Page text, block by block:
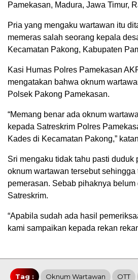
Pamekasan, Madura, Jawa Timur,
Pria yang mengaku wartawan itu
memeras salah seorang kepala
Kecamatan Pakong, Kabupaten
Kasi Humas Polres Pamekasan
mengatakan bahwa oknum
Polsek Pakong Pamekasan.
“Memang benar ada oknum
kepada Satreskrim Polres
Kades di Kecamatan Pakong,”
Sri mengaku tidak tahu pasti duduk
oknum wartawan tersebut
pemerasan. Sebab pihaknya
Satreskrim.
“Apabila sudah ada hasil
kami sampaikan kepada rekan
Tag : Oknum Wartawan OTT